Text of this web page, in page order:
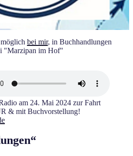
bei mir, in Buchhandlungen
"Marzipan im Hof"
am 24. Mai 2024 zur Fahrt
& mit Buchvorstellung!